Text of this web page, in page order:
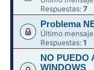
Respuestas:7
Problema
Último
Respuestas:1
NO PUEDO
WINDOWS